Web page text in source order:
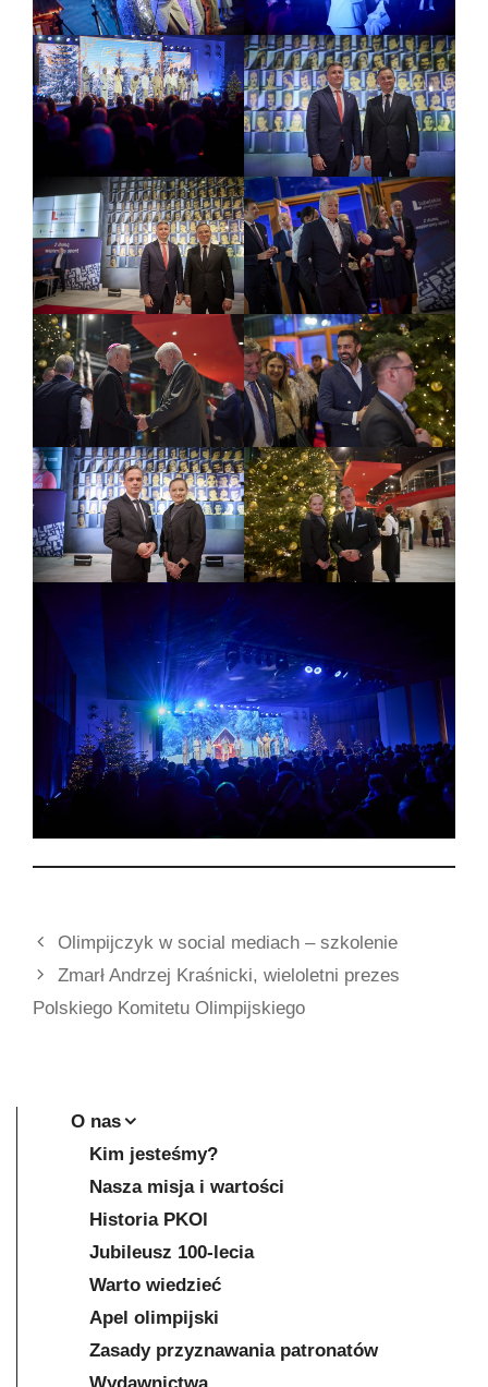
Olimpijczyk w social mediach – szkolenie
Zmarł Andrzej Kraśnicki, wieloletni prezes
Polskiego Komitetu Olimpijskiego
O nas
Kim jesteśmy?
Nasza misja i wartości
Historia PKOl
Jubileusz 100-lecia
Warto wiedzieć
Apel olimpijski
Zasady przyznawania patronatów